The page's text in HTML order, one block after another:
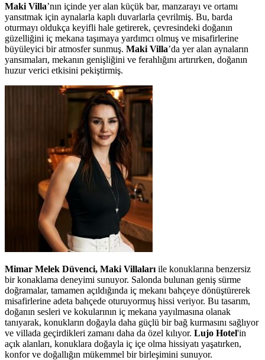
Maki Villa’nın içinde yer alan küçük bar, manzarayı ve ortamı
yansıtmak için aynalarla kaplı duvarlarla çevrilmiş. Bu, barda
oturmayı oldukça keyifli hale getirerek, çevresindeki doğanın
güzelliğini iç mekana taşımaya yardımcı olmuş ve misafirlerine
büyüleyici bir atmosfer sunmuş. Maki Villa’da yer alan aynaların
yansımaları, mekanın genişliğini ve ferahlığını artırırken, doğanın
huzur verici etkisini pekiştirmiş.
Mimar Melek Düvenci, Maki Villaları ile konuklarına benzersiz
bir konaklama deneyimi sunuyor. Salonda bulunan geniş sürme
doğramalar, tamamen açıldığında iç mekanı bahçeye dönüştürerek
misafirlerine adeta bahçede oturuyormuş hissi veriyor. Bu tasarım,
doğanın sesleri ve kokularının iç mekana yayılmasına olanak
tanıyarak, konukların doğayla daha güçlü bir bağ kurmasını sağlıyor
ve villada geçirdikleri zamanı daha da özel kılıyor. Lujo Hotel'in
açık alanları, konuklara doğayla iç içe olma hissiyatı yaşatırken,
konfor ve doğallığın mükemmel bir birleşimini sunuyor.